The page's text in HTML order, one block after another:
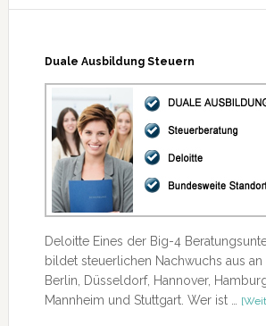
Duale Ausbildung Steuern
Deloitte Eines der Big-4
bildet steuerlichen Nachwuchs aus
Berlin, Düsseldorf, Hannover,
Mannheim und Stuttgart. Wer ist …